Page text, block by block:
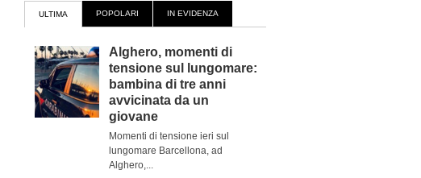
ULTIMA POPOLARI IN EVIDENZA
Alghero, momenti di
tensione sul lungomare:
bambina di tre anni
avvicinata da un
giovane
Momenti di tensione ieri sul
lungomare Barcellona, ad
Alghero,...